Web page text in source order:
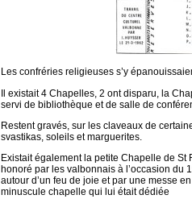
Les confréries religieuses s’y
Il existait 4 Chapelles, 2 ont disparu, la
servi de bibliothèque et de salle de
Restent gravés, sur les claveaux de
svastikas, soleils et marguerites.
Existait également la petite Chapelle de St
honoré par les valbonnais à l’occasion du
autour d’un feu de joie et par une messe
minuscule chapelle qui lui était dédiée